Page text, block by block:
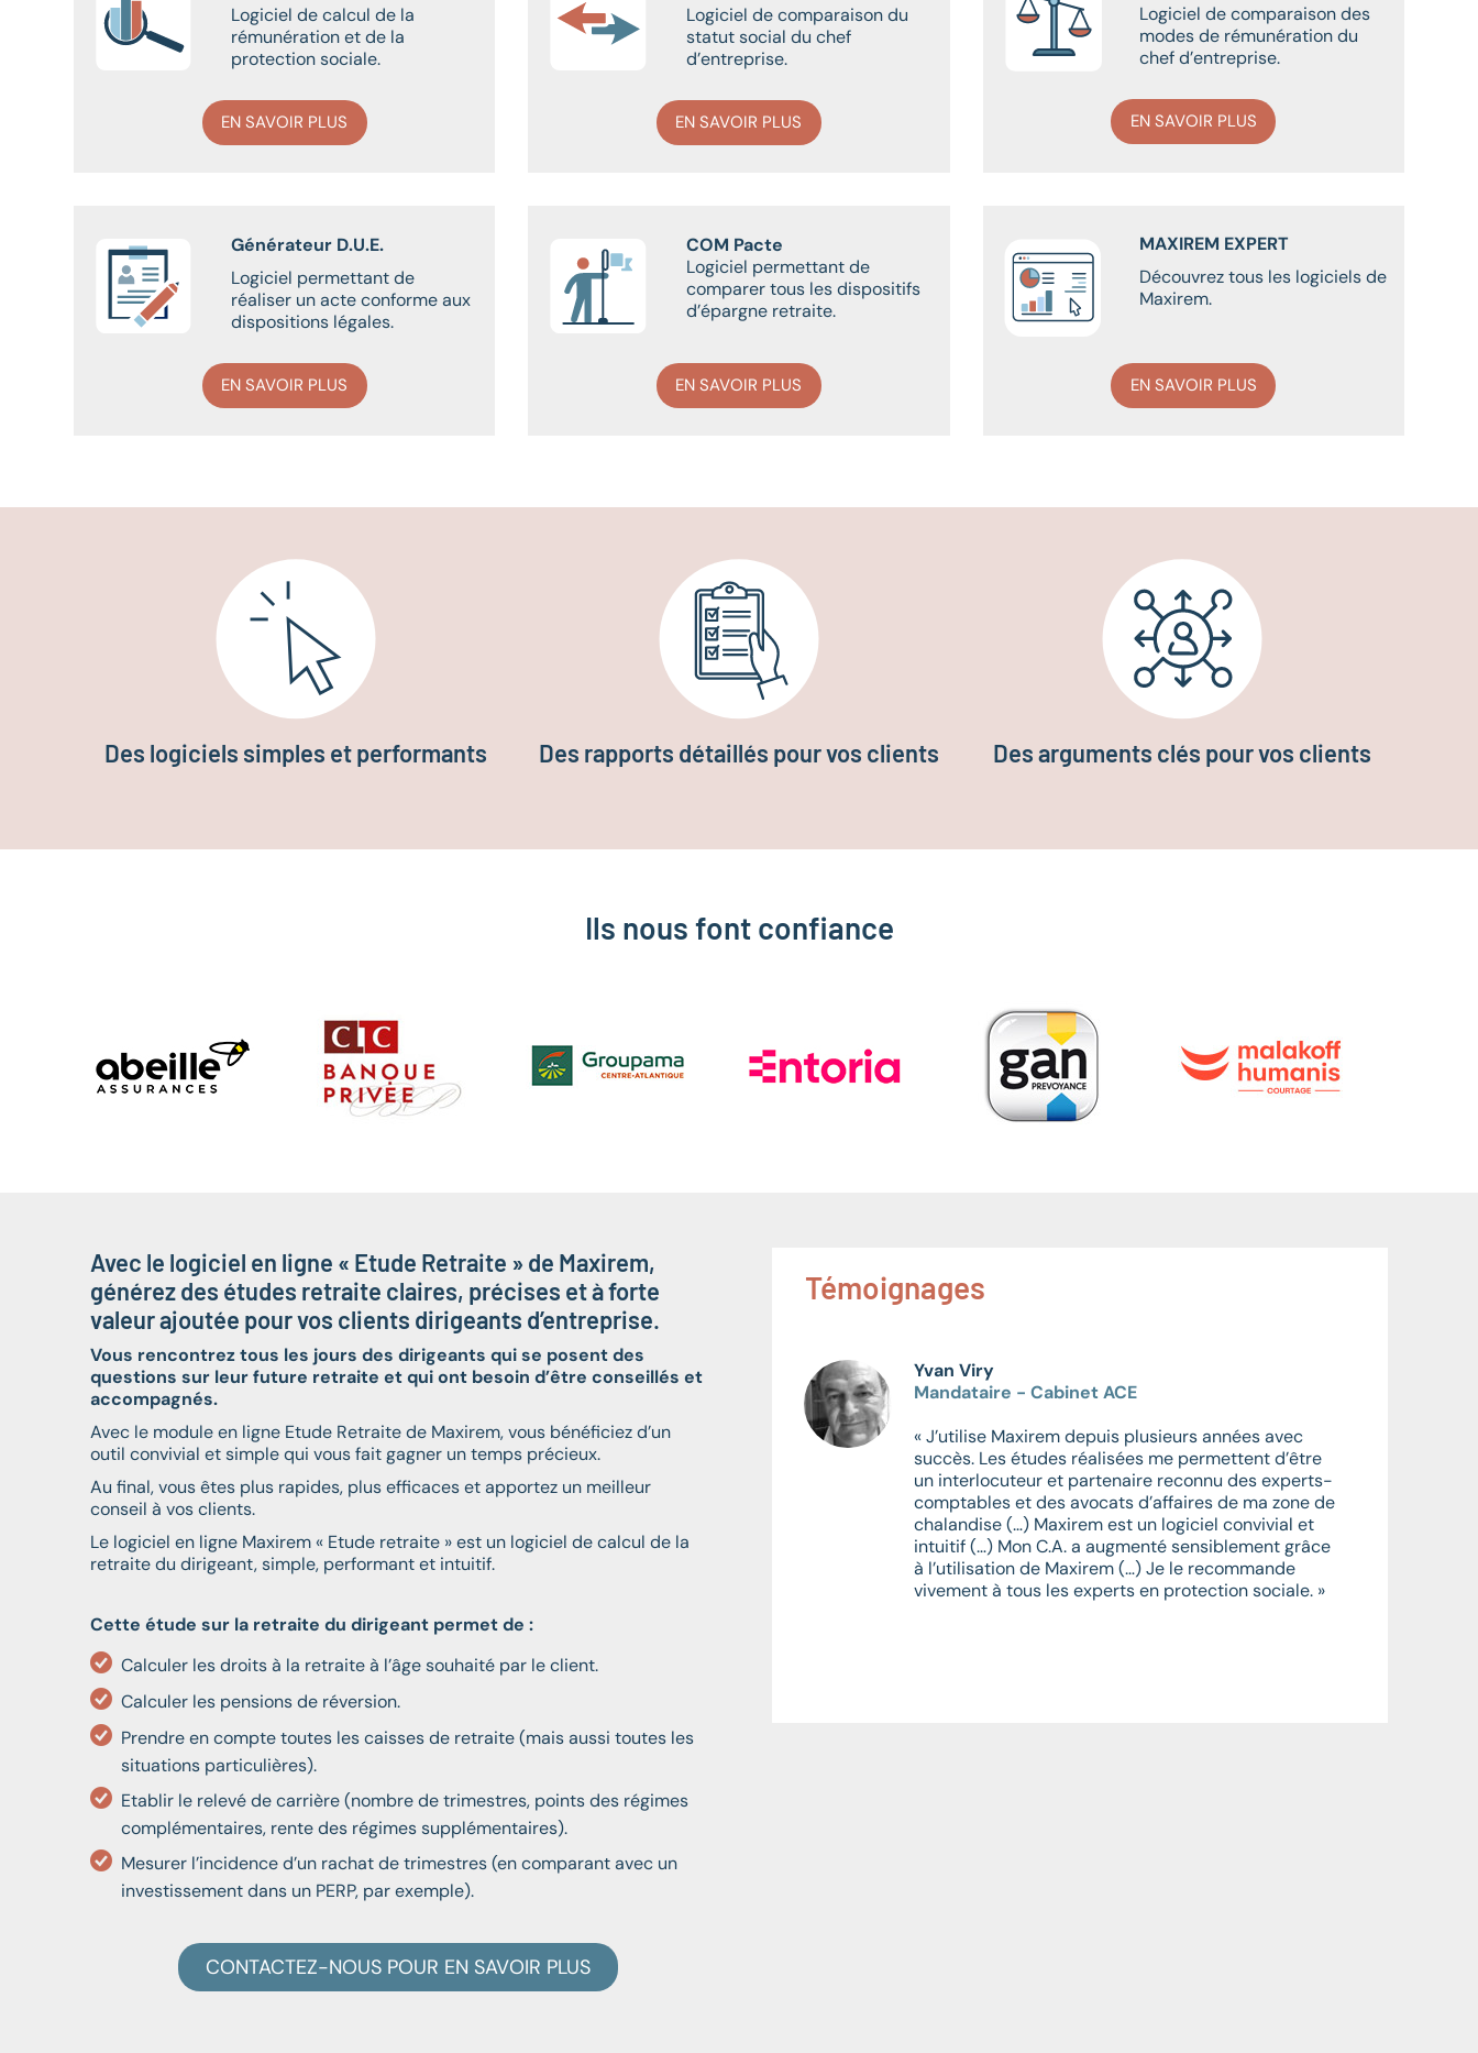
Logiciel de calcul de la
rémunération et de la
protection sociale.
EN SAVOIR PLUS
Logiciel de comparaison du
statut social du chef
d’entreprise.
EN SAVOIR PLUS
Logiciel de comparaison des
modes de rémunération du
chef d’entreprise.
EN SAVOIR PLUS
Générateur D.U.E.
Logiciel permettant de
réaliser un acte conforme aux
dispositions légales.
EN SAVOIR PLUS
COM Pacte
Logiciel permettant de
comparer tous les dispositifs
d’épargne retraite.
EN SAVOIR PLUS
MAXIREM EXPERT
Découvrez tous les logiciels de
Maxirem.
EN SAVOIR PLUS
Des logiciels simples et performants Des rapports détaillés pour vos clients Des arguments clés pour vos clients
Ils nous font confiance
Avec le logiciel en ligne « Etude Retraite » de Maxirem,
générez des études retraite claires, précises et à forte
valeur ajoutée pour vos clients dirigeants d’entreprise.
Vous rencontrez tous les jours des dirigeants qui se posent des
questions sur leur future retraite et qui ont besoin d’être conseillés et
accompagnés.
Avec le module en ligne Etude Retraite de Maxirem, vous bénéficiez d’un
outil convivial et simple qui vous fait gagner un temps précieux.
Au final, vous êtes plus rapides, plus efficaces et apportez un meilleur
conseil à vos clients.
Le logiciel en ligne Maxirem « Etude retraite » est un logiciel de calcul de la
retraite du dirigeant, simple, performant et intuitif.
Cette étude sur la retraite du dirigeant permet de :
Calculer les droits à la retraite à l’âge souhaité par le client.
Calculer les pensions de réversion.
Prendre en compte toutes les caisses de retraite (mais aussi toutes les
situations particulières).
Etablir le relevé de carrière (nombre de trimestres, points des régimes
complémentaires, rente des régimes supplémentaires).
Mesurer l’incidence d’un rachat de trimestres (en comparant avec un
investissement dans un PERP, par exemple).
CONTACTEZ-NOUS POUR EN SAVOIR PLUS
Témoignages
Gérard Fleurent
Inspecteur Assurance de Personne - Abeille
« La principale qualitée de l’outil multitâches
Maxirem réside dans le fait qu’il traite les objectifs
du prospect et/ou de son conseil de manière
préalable de renseigner une base de données
importante, d’assaillir le prospect d’une batterie de
immédiatement utilisable. »
Yvan Viry
Mandataire - Cabinet ACE
« J’utilise Maxirem depuis plusieurs années avec
succès. Les études réalisées me permettent d’être
un interlocuteur et partenaire reconnu des experts-
comptables et des avocats d’affaires de ma zone de
chalandise (…) Maxirem est un logiciel convivial et
intuitif (…) Mon C.A. a augmenté sensiblement grâce
à l’utilisation de Maxirem (…) Je le recommande
vivement à tous les experts en protection sociale. »